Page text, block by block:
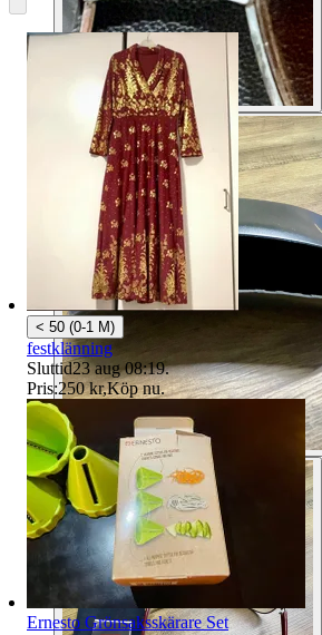
< 50 (0-1 M)
festklänning
Sluttid23 aug 08:19.
Pris:250 kr,Köp nu.
Ernesto Grönsaksskärare Set